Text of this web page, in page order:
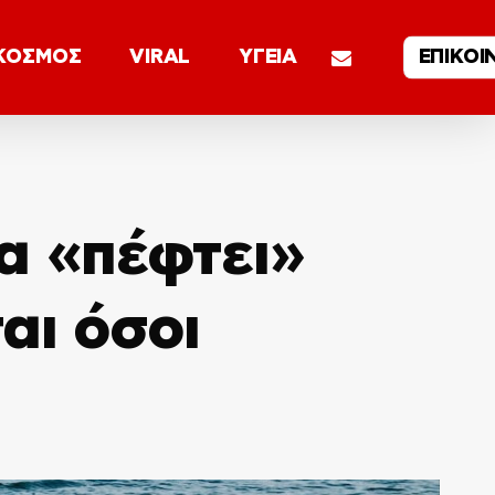
VIRAL ΥΓΕΙΑ email
«πέφτει»
όσοι